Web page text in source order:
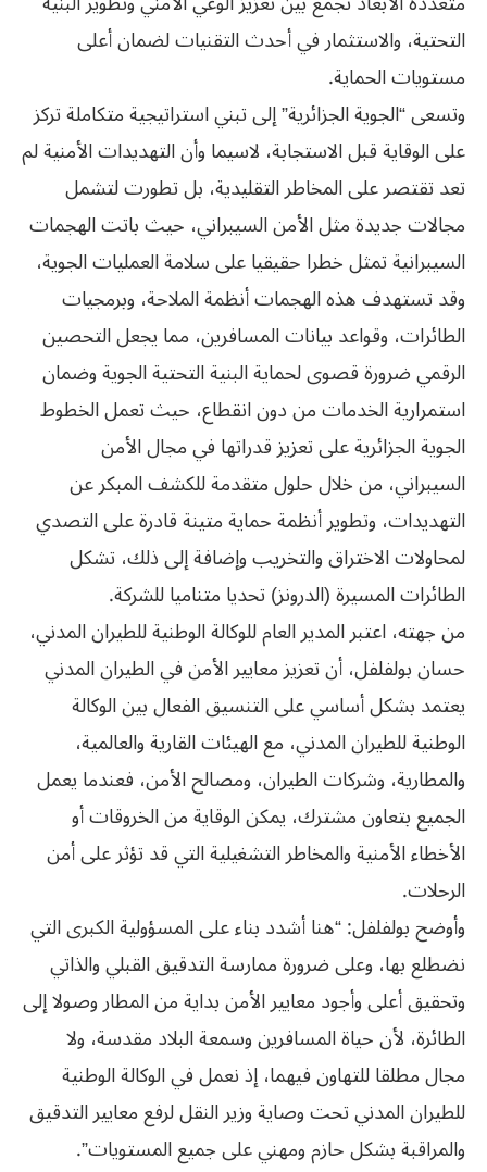
التحتية، والاستثمار في أحدث التقنيات لضمان أعلى
مستويات الحماية.
وتسعى “الجوية الجزائرية” إلى تبني استراتيجية متكاملة تركز
على الوقاية قبل الاستجابة، لاسيما وأن التهديدات الأمنية لم
تعد تقتصر على المخاطر التقليدية، بل تطورت لتشمل
مجالات جديدة مثل الأمن السيبراني، حيث باتت الهجمات
السيبرانية تمثل خطرا حقيقيا على سلامة العمليات الجوية،
وقد تستهدف هذه الهجمات أنظمة الملاحة، وبرمجيات
الطائرات، وقواعد بيانات المسافرين، مما يجعل التحصين
الرقمي ضرورة قصوى لحماية البنية التحتية الجوية وضمان
استمرارية الخدمات من دون انقطاع، حيث تعمل الخطوط
الجوية الجزائرية على تعزيز قدراتها في مجال الأمن
السيبراني، من خلال حلول متقدمة للكشف المبكر عن
التهديدات، وتطوير أنظمة حماية متينة قادرة على التصدي
لمحاولات الاختراق والتخريب وإضافة إلى ذلك، تشكل
الطائرات المسيرة (الدرونز) تحديا متناميا للشركة.
من جهته، اعتبر المدير العام للوكالة الوطنية للطيران المدني،
حسان بولفلفل، أن تعزيز معايير الأمن في الطيران المدني
يعتمد بشكل أساسي على التنسيق الفعال بين الوكالة
الوطنية للطيران المدني، مع الهيئات القارية والعالمية،
والمطارية، وشركات الطيران، ومصالح الأمن، فعندما يعمل
الجميع بتعاون مشترك، يمكن الوقاية من الخروقات أو
الأخطاء الأمنية والمخاطر التشغيلية التي قد تؤثر على أمن
الرحلات.
وأوضح بولفلفل: “هنا أشدد بناء على المسؤولية الكبرى التي
نضطلع بها، وعلى ضرورة ممارسة التدقيق القبلي والذاتي
وتحقيق أعلى وأجود معايير الأمن بداية من المطار وصولا إلى
الطائرة، لأن حياة المسافرين وسمعة البلاد مقدسة، ولا
مجال مطلقا للتهاون فيهما، إذ نعمل في الوكالة الوطنية
للطيران المدني تحت وصاية وزير النقل لرفع معايير التدقيق
والمراقبة بشكل حازم ومهني على جميع المستويات”.